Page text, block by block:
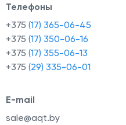
Телефоны
+375 (17) 365-06-45
+375 (17) 350-06-16
+375 (17) 355-06-13
+375 (29) 335-06-01
E-mail
sale@aqt.by